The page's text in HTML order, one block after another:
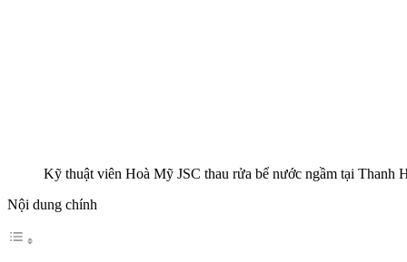
Kỹ thuật viên Hoà Mỹ JSC thau rửa bể nước ngầm tại Thanh
Nội dung chính